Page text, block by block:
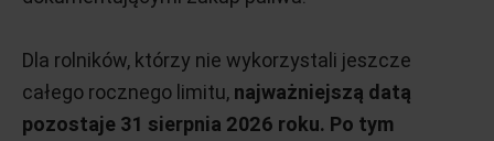
Dla rolników, którzy nie wykorzystali jeszcze
całego rocznego limitu, najważniejszą datą
pozostaje 31 sierpnia 2026 roku. Po tym